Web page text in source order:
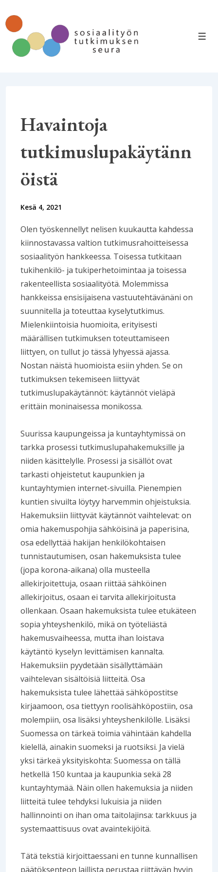
Siirry
pääsisältöön
Havaintoja
tutkimuslupakäytänn
öistä
Kesä 4, 2021
Olen työskennellyt nelisen kuukautta kahdessa
kiinnostavassa valtion tutkimusrahoitteisessa
sosiaalityön hankkeessa. Toisessa tutkitaan
tukihenkilö- ja tukiperhetoimintaa ja toisessa
rakenteellista sosiaalityötä. Molemmissa
hankkeissa ensisijaisena vastuutehtävänäni on
suunnitella ja toteuttaa kyselytutkimus.
Mielenkiintoisia huomioita, erityisesti
määrällisen tutkimuksen toteuttamiseen
liittyen, on tullut jo tässä lyhyessä ajassa.
Nostan näistä huomioista esiin yhden. Se on
tutkimuksen tekemiseen liittyvät
tutkimuslupakäytännöt: käytännöt vieläpä
erittäin moninaisessa monikossa.
Suurissa kaupungeissa ja kuntayhtymissä on
tarkka prosessi tutkimuslupahakemuksille ja
niiden käsittelylle. Prosessi ja sisällöt ovat
tarkasti ohjeistetut kaupunkien ja
kuntayhtymien internet-sivuilla. Pienempien
kuntien sivuilta löytyy harvemmin ohjeistuksia.
Hakemuksiin liittyvät käytännöt vaihtelevat: on
omia hakemuspohjia sähköisinä ja paperisina,
osa edellyttää hakijan henkilökohtaisen
tunnistautumisen, osan hakemuksista tulee
(jopa korona-aikana) olla musteella
allekirjoitettuja, osaan riittää sähköinen
allekirjoitus, osaan ei tarvita allekirjoitusta
ollenkaan. Osaan hakemuksista tulee etukäteen
sopia yhteyshenkilö, mikä on työteliästä
hakemusvaiheessa, mutta ihan loistava
käytäntö kyselyn levittämisen kannalta.
Hakemuksiin pyydetään sisällyttämään
vaihtelevan sisältöisiä liitteitä. Osa
hakemuksista tulee lähettää sähköpostitse
kirjaamoon, osa tiettyyn roolisähköpostiin, osa
molempiin, osa lisäksi yhteyshenkilölle. Lisäksi
Suomessa on tärkeä toimia vähintään kahdella
kielellä, ainakin suomeksi ja ruotsiksi. Ja vielä
yksi tärkeä yksityiskohta: Suomessa on tällä
hetkellä 150 kuntaa ja kaupunkia sekä 28
kuntayhtymää. Näin ollen hakemuksia ja niiden
liitteitä tulee tehdyksi lukuisia ja niiden
hallinnointi on ihan oma taitolajinsa: tarkkuus ja
systemaattisuus ovat avaintekijöitä.
Tätä tekstiä kirjoittaessani en tunne kunnallisen
päätöksenteon laillista perustaa riittävän hyvin